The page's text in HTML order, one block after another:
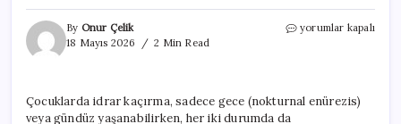
By Onur Çelik
18 Mayıs 2026
2 Min Read
Çocuklarda
Belirtileri
yorumlar kapalı
Çocuklarda idrar kaçırma, sadece gece (nokturnal enürezis)
veya gündüz yaşanabilirken, her iki durumda da